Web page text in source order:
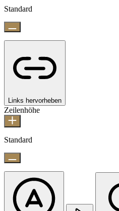
Standard
Links hervorheben
Zeilenhöhe
Standard